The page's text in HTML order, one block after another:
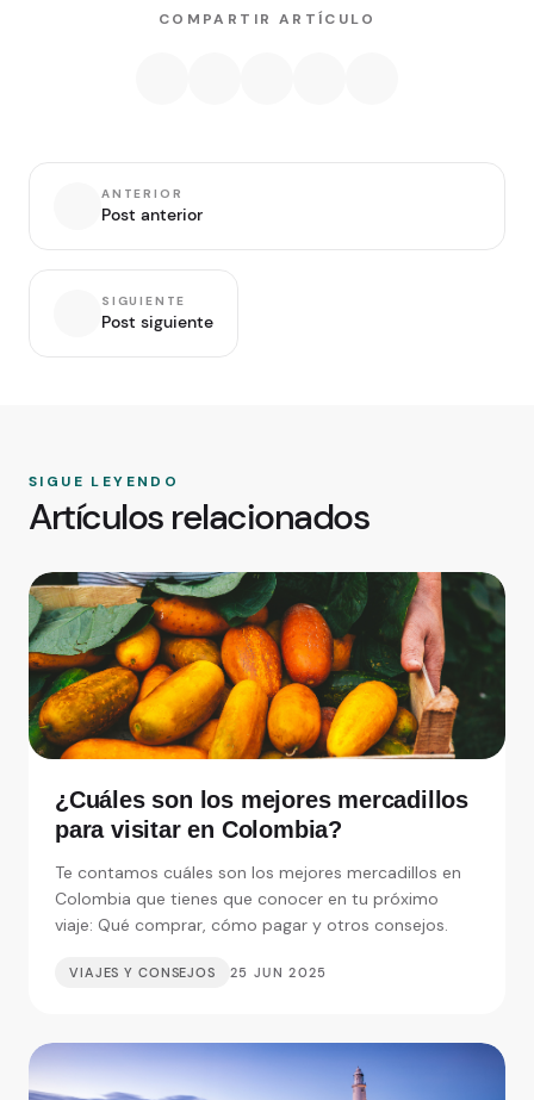
COMPARTIR ARTÍCULO
ANTERIOR
Post anterior
SIGUIENTE
Post siguiente
SIGUE LEYENDO
Artículos relacionados
¿Cuáles son los mejores mercadillos
para visitar en Colombia?
Te contamos cuáles son los mejores mercadillos en
Colombia que tienes que conocer en tu próximo
viaje: Qué comprar, cómo pagar y otros consejos.
VIAJES Y CONSEJOS 25 JUN 2025